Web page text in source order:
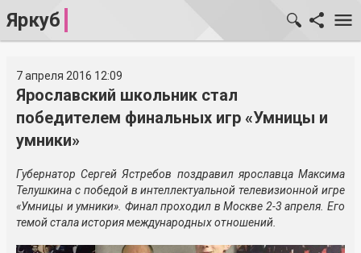
Яркуб
7 апреля 2016 12:09
Ярославский школьник стал
победителем финальных игр «Умницы и
умники»
Губернатор Сергей Ястребов поздравил ярославца Максима
Телушкина с победой в интеллектуальной телевизионной игре
«Умницы и умники». Финал проходил в Москве 2-3 апреля. Его
темой стала история международных отношений.